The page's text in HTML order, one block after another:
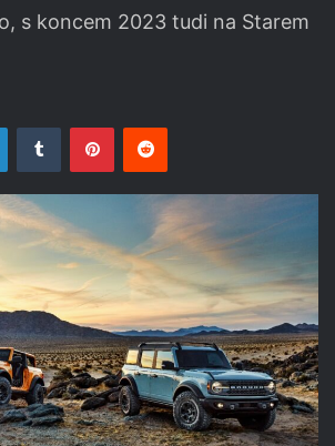
s koncem 2023 tudi na Starem
LinkedInTumblr PinterestReddit